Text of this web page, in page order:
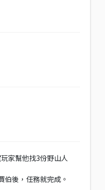
家幫他找3份野山人
伯後，任務就完成。